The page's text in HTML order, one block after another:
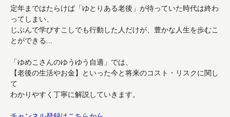
定年まではたらけば「ゆとりある老後」が待っていた時代は終わ
ってしまい、
じぶんで学びすこしでも行動した人だけが、豊かな人生を歩むこ
とができる...
「ゆめこさんのゆうゆう自適」では、
【老後の生活やお金】といった今と将来のコスト・リスクに関し
て
わかりやすく丁寧に解説していきます。